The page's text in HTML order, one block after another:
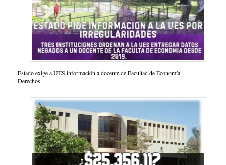
Estado exige a UES información a docente de Facultad de Economía
Respecto a
Derechos